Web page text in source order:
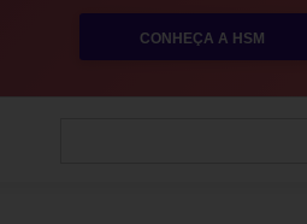
CONHEÇA A HSM